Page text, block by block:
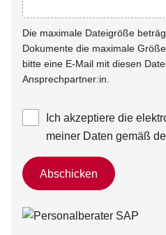
Die maximale Dateigröße
Dokumente die maximale
bitte eine E-Mail mit diesen
Ansprechpartner:in.
Ich akzeptiere die
meiner Daten gemäß
Abschicken